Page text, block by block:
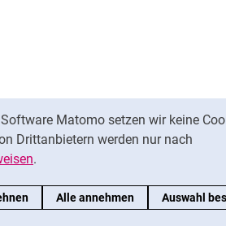
Matomo setzen wir keine
Drittanbietern werden nur nach
.
Alle annehmen Auswahl